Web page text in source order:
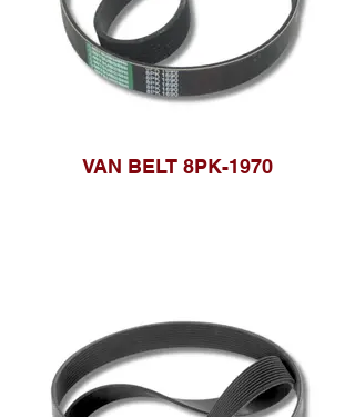
VAN BELT 8PK-1970